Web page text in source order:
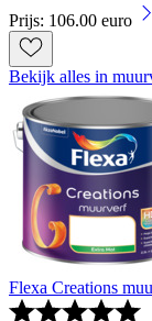
Prijs: 106.00 euro
Bekijk alles in
Flexa Creations